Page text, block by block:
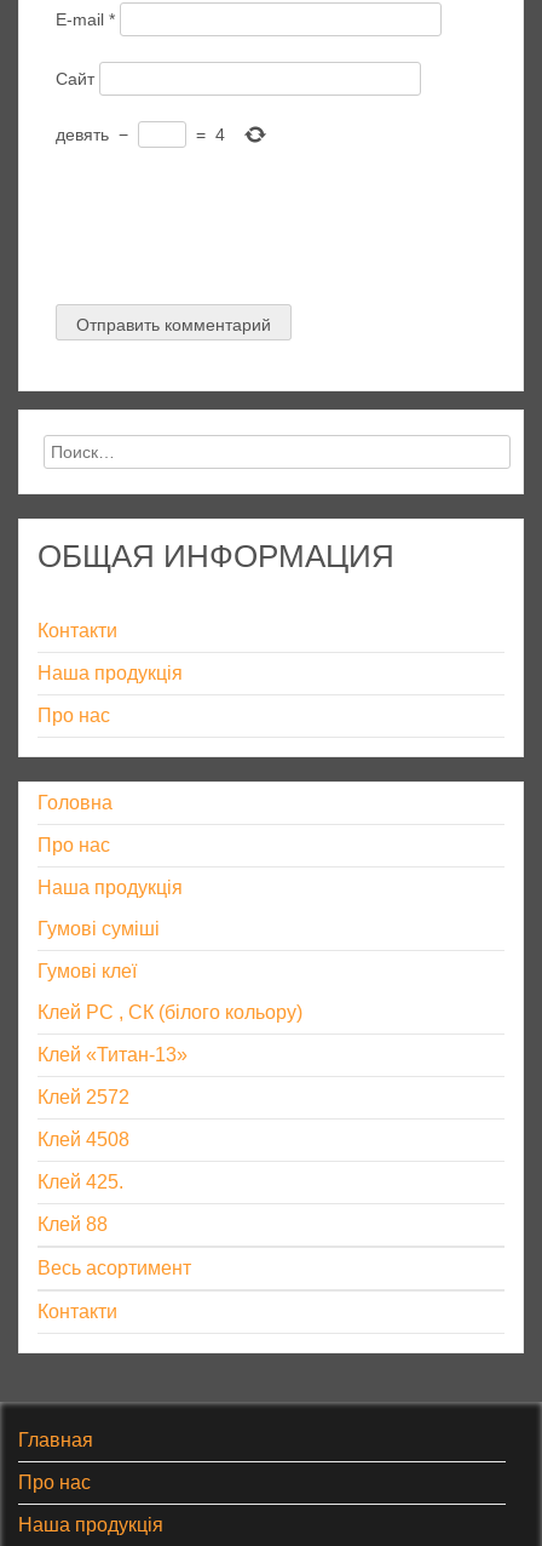
E-mail *
Сайт
девять − = 4
Найти:
ОБЩАЯ ИНФОРМАЦИЯ
Контакти
Наша продукція
Про нас
Головна
Про нас
Наша продукція
Гумові суміші
Гумові клеї
Клей РС , СК (білого кольору)
Клей «Титан-13»
Клей 2572
Клей 4508
Клей 425.
Клей 88
Весь асортимент
Контакти
Главная
Про нас
Наша продукція